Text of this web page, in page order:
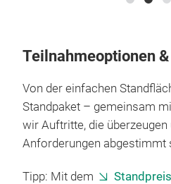
Teilnahmeoptionen
Von der einfachen
Standpaket – gemeinsam
wir Auftritte, die
Anforderungen abgestimmt
Tipp: Mit dem